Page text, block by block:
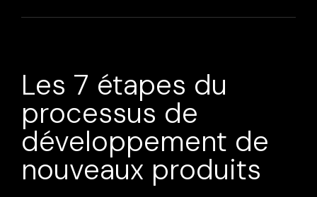
Les 7 étapes du
processus de
développement de
nouveaux produits